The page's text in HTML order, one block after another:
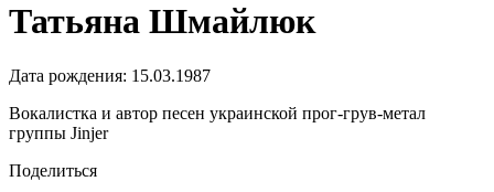
Татьяна Шмайлюк
Дата рождения: 15.03.1987
Вокалистка и автор песен украинской прог-грув-метал
группы Jinjer
Поделиться